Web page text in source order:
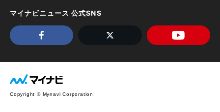
マイナビニュース 公式SNS
Copyright © Mynavi Corporation